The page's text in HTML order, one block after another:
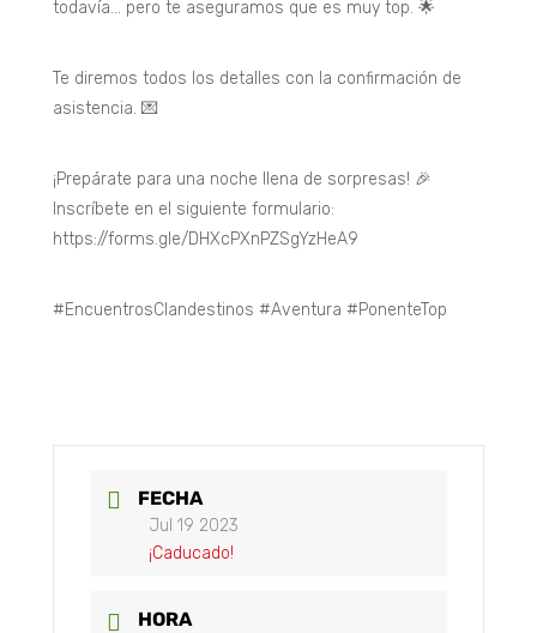
todavía… pero te aseguramos que es muy top. 🌟
Te diremos todos los detalles con la confirmación de
asistencia. 💌
¡Prepárate para una noche llena de sorpresas! 🎉
Inscríbete en el siguiente formulario:
https://forms.gle/DHXcPXnPZSgYzHeA9
#EncuentrosClandestinos #Aventura #PonenteTop
FECHA
Jul 19 2023
¡Caducado!
HORA